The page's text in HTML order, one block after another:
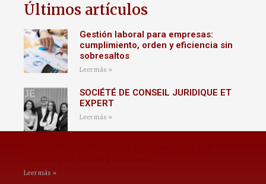
Últimos artículos
Gestión laboral para empresas:
cumplimiento, orden y eficiencia sin
sobresaltos
Leer más »
SOCIÉTÉ DE CONSEIL JURIDIQUE ET
EXPERT
Leer más »
Leer más »